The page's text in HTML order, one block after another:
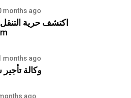
months ago
اكتشف حرية
months ago
وكالة